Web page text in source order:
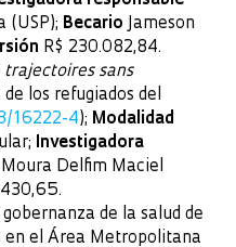
(USP); Becario Jameson
R$ 230.082,84.
trajectoires sans
los refugiados del
16222-4); Modalidad
Investigadora
Delfim Maciel
de la salud de
en el Área Metropolitana